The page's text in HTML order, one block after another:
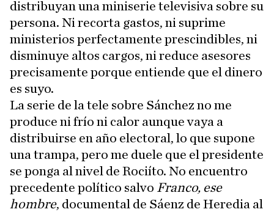
distribuyan una miniserie televisiva sobre su
persona. Ni recorta gastos, ni suprime
ministerios perfectamente prescindibles, ni
disminuye altos cargos, ni reduce asesores
precisamente porque entiende que el dinero
es suyo.
La serie de la tele sobre Sánchez no me
produce ni frío ni calor aunque vaya a
distribuirse en año electoral, lo que supone
una trampa, pero me duele que el presidente
se ponga al nivel de Rociíto. No encuentro
precedente político salvo Franco, ese
hombre, documental de Sáenz de Heredia al